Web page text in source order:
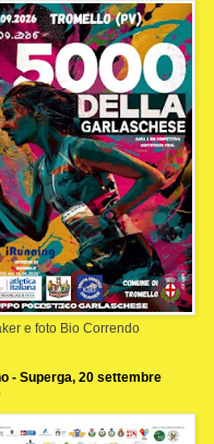
e foto Bio Correndo
- Superga, 20 settembre